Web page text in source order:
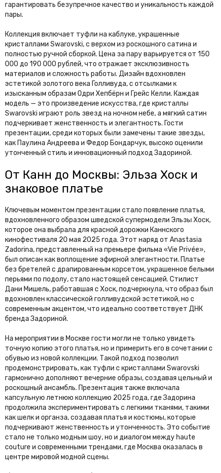
гарантировать безупречное качество и уникальность каждой
пары.
Коллекция включает туфли на каблуке, украшенные
кристаллами Swarovski, с верхом из роскошного сатина и
полностью ручной сборкой. Цена за пару варьируется от 150
000 до 190 000 рублей, что отражает эксклюзивность
материалов и сложность работы. Дизайн вдохновлен
эстетикой золотого века Голливуда, с отсылками к
изысканным образам Одри Хепбёрн и Грейс Келли. Каждая
модель — это произведение искусства, где кристаллы
Swarovski играют роль звезд на ночном небе, а мягкий сатин
подчеркивает женственность и элегантность. Гости
презентации, среди которых были замечены такие звезды,
как Паулина Андреева и Федор Бондарчук, высоко оценили
утонченный стиль и инновационный подход Задориной.
От Канн до Москвы: Эльза Хоск и
знаковое платье
Ключевым моментом презентации стало появление платья,
вдохновленного образом шведской супермодели Эльзы Хоск,
которое она выбрала для красной дорожки Каннского
кинофестиваля 20 мая 2025 года. Этот наряд от Anastasia
Zadorina, представленный на премьере фильма «Vie Privée»,
был описан как воплощение эфирной элегантности. Платье
без бретелей с драпированным корсетом, украшенное белыми
перьями по подолу, стало настоящей сенсацией. Стилист
Дани Мишель, работавшая с Хоск, подчеркнула, что образ был
вдохновлен классической голливудской эстетикой, но с
современным акцентом, что идеально соответствует ДНК
бренда Задориной.
На мероприятии в Москве гости могли не только увидеть
точную копию этого платья, но и примерить его в сочетании с
обувью из новой коллекции. Такой подход позволил
продемонстрировать, как туфли с кристаллами Swarovski
гармонично дополняют вечерние образы, создавая цельный и
роскошный ансамбль. Презентация также включала
капсульную летнюю коллекцию 2025 года, где Задорина
продолжила экспериментировать с легкими тканями, такими
как шелк и органза, создавая платья и костюмы, которые
подчеркивают женственность и утонченность. Это событие
стало не только модным шоу, но и диалогом между haute
couture и современными трендами, где Москва оказалась в
центре мировой модной сцены.